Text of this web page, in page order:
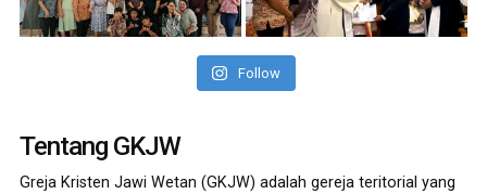
Follow
Tentang GKJW
Greja Kristen Jawi Wetan (GKJW) adalah gereja teritorial yang